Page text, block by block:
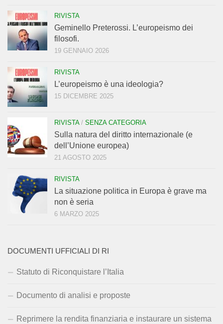
RIVISTA
Geminello Preterossi. L’europeismo dei
filosofi.
19 GENNAIO 2026
RIVISTA
L’europeismo è una ideologia?
15 DICEMBRE 2025
RIVISTA/ SENZA CATEGORIA
Sulla natura del diritto internazionale (e
dell’Unione europea)
21 AGOSTO 2025
RIVISTA
La situazione politica in Europa è grave ma
non è seria
6 MARZO 2025
DOCUMENTI UFFICIALI DI RI
Statuto di Riconquistare l’Italia
Documento di analisi e proposte
Reprimere la rendita finanziaria e instaurare un sistema